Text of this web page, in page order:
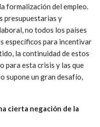
formalización del empleo.
presupuestarias y
no todos los países
específicos para incentivar
la continuidad de estos
para esta crisis y las que
supone un gran desafío,
cierta negación de la